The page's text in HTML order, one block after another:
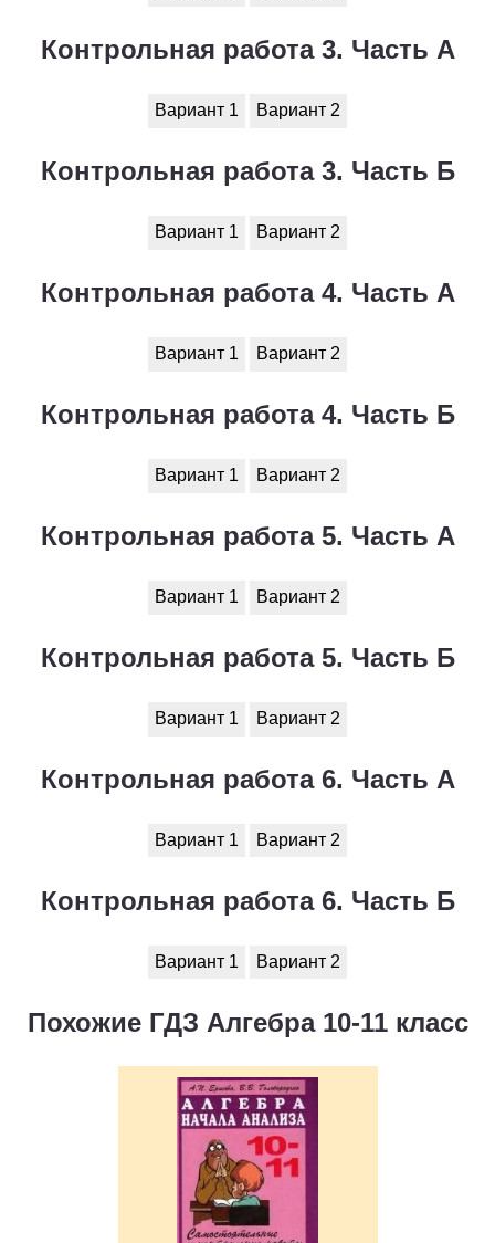
Контрольная работа 3. Часть А
Вариант 1 Вариант 2
Контрольная работа 3. Часть Б
Вариант 1 Вариант 2
Контрольная работа 4. Часть А
Вариант 1 Вариант 2
Контрольная работа 4. Часть Б
Вариант 1 Вариант 2
Контрольная работа 5. Часть А
Вариант 1 Вариант 2
Контрольная работа 5. Часть Б
Вариант 1 Вариант 2
Контрольная работа 6. Часть А
Вариант 1 Вариант 2
Контрольная работа 6. Часть Б
Вариант 1 Вариант 2
Похожие ГДЗ Алгебра 10-11 класс